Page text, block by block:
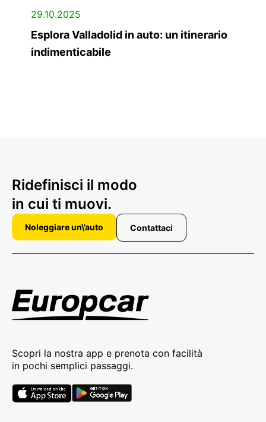
29.10.2025
Esplora Valladolid in auto: un itinerario
indimenticabile
Ridefinisci il modo
in cui ti muovi.
Noleggiare un\’auto Contattaci
Scopri la nostra app e prenota con facilità
in pochi semplici passaggi.